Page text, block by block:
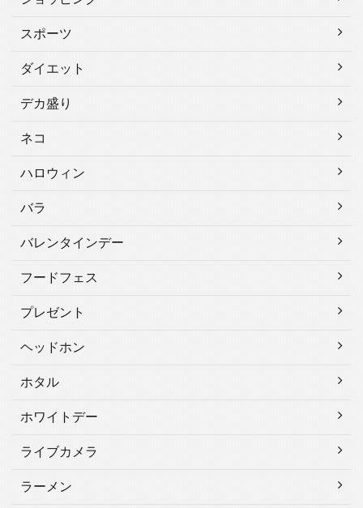
スポーツ
ダイエット
デカ盛り
ネコ
ハロウィン
バラ
バレンタインデー
フードフェス
プレゼント
ヘッドホン
ホタル
ホワイトデー
ライブカメラ
ラーメン